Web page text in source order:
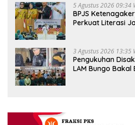
5 Agustus 2026 09:34
BPJS
Perkuat Literasi
3 Agustus 2026 13:35
Pengukuhan
LAM Bungo